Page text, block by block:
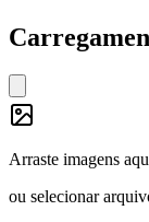
Arraste imagens
ou selecionar